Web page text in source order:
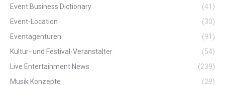
Event Business Dictionary
(41)
Event-Location
(30)
Eventagenturen
(91)
Kultur- und Festival-Veranstalter
(54)
Live Entertainment News
(239)
Musik Konzepte
(29)